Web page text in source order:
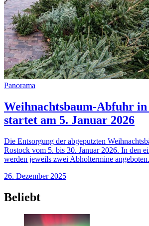
Panorama
Weihnachtsbaum-Abfuhr in
startet am 5. Januar 2026
Die Entsorgung der abgeputzten
Rostock vom 5. bis 30. Januar 2026. In den
werden jeweils zwei Abholtermine angeboten.
26. Dezember 2025
Beliebt